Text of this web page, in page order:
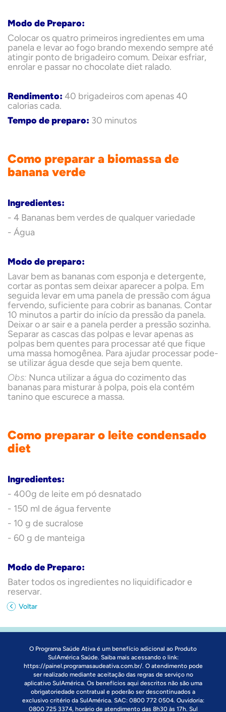
Modo de Preparo:
Colocar os quatro primeiros ingredientes em uma
panela e levar ao fogo brando mexendo sempre até
atingir ponto de brigadeiro comum. Deixar esfriar,
enrolar e passar no chocolate diet ralado.
Rendimento: 40 brigadeiros com apenas 40
calorias cada.
Tempo de preparo: 30 minutos
Como preparar a biomassa de
banana verde
Ingredientes:
- 4 Bananas bem verdes de qualquer variedade
- Água
Modo de preparo:
Lavar bem as bananas com esponja e detergente,
cortar as pontas sem deixar aparecer a polpa. Em
seguida levar em uma panela de pressão com água
fervendo, suficiente para cobrir as bananas. Contar
10 minutos a partir do início da pressão da panela.
Deixar o ar sair e a panela perder a pressão sozinha.
Separar as cascas das polpas e levar apenas as
polpas bem quentes para processar até que fique
uma massa homogênea. Para ajudar processar pode-
se utilizar água desde que seja bem quente.
Obs: Nunca utilizar a água do cozimento das
bananas para misturar à polpa, pois ela contém
tanino que escurece a massa.
Como preparar o leite condensado
diet
Ingredientes:
- 400g de leite em pó desnatado
- 150 ml de água fervente
- 10 g de sucralose
- 60 g de manteiga
Modo de Preparo:
Bater todos os ingredientes no liquidificador e
reservar.
Voltar
O Programa Saúde Ativa é um benefício adicional ao Produto
SulAmérica Saúde. Saiba mais acessando o link:
https://painel.programasaudeativa.com.br/. O atendimento pode
ser realizado mediante aceitação das regras de serviço no
aplicativo SulAmérica. Os benefícios aqui descritos não são uma
obrigatoriedade contratual e poderão ser descontinuados a
exclusivo critério da SulAmérica. SAC: 0800 772 0504. Ouvidoria:
0800 725 3374, horário de atendimento das 8h30 às 17h. Sul